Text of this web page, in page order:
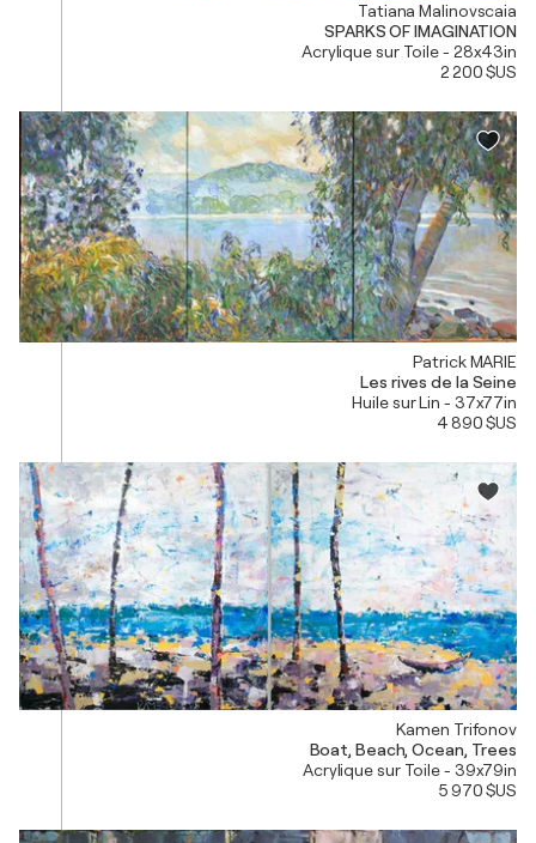
Tatiana Malinovscaia
SPARKS OF IMAGINATION
Acrylique sur Toile - 28x43in
2 200 $US
Patrick MARIE
Les rives de la Seine
Huile sur Lin - 37x77in
4 890 $US
Kamen Trifonov
Boat, Beach, Ocean, Trees
Acrylique sur Toile - 39x79in
5 970 $US